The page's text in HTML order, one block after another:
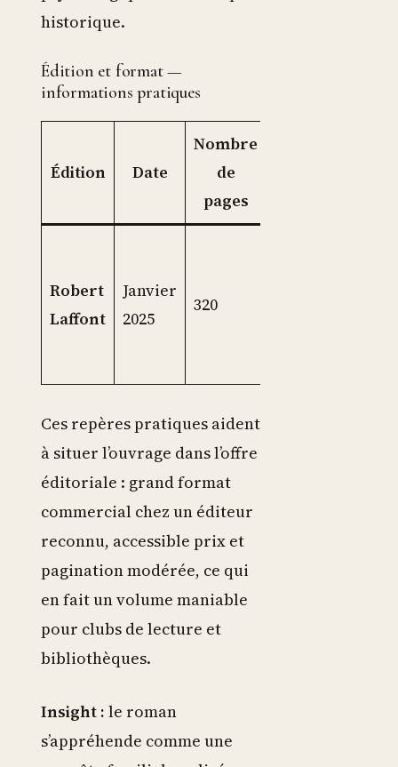
historique.
Édition et format —
informations pratiques
Édition Date
Nombre
de
pages
Robert
Laffont
Janvier
2025
320
Ces repères pratiques aident
à situer l’ouvrage dans l’offre
éditoriale : grand format
commercial chez un éditeur
reconnu, accessible prix et
pagination modérée, ce qui
en fait un volume maniable
pour clubs de lecture et
bibliothèques.
Insight : le roman
s’appréhende comme une